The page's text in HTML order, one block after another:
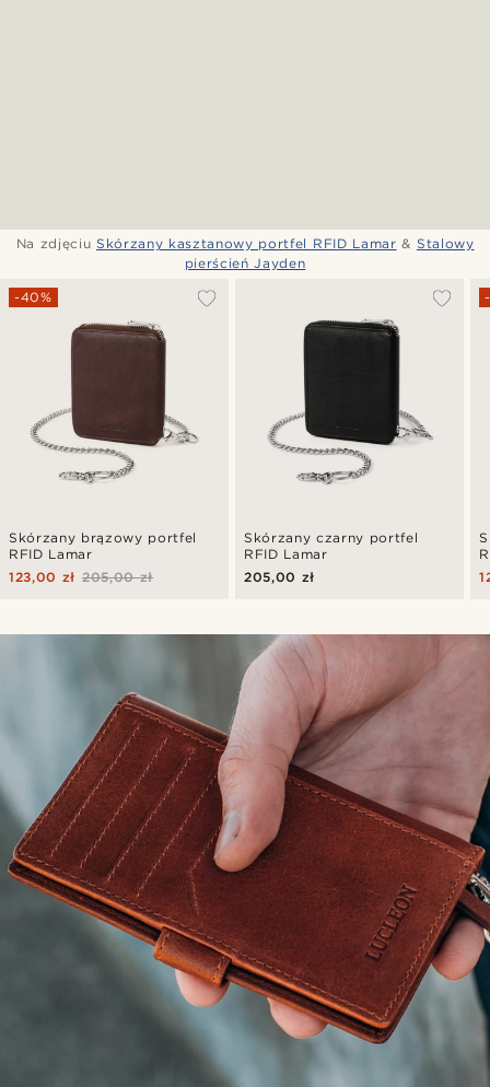
Na zdjęciu Skórzany kasztanowy portfel RFID Lamar & Stalowy
pierścień Jayden
Skórzany brązowy portfel
RFID Lamar
-40%
205,00 zł
123,00 zł
Skórzany czarny portfel
RFID Lamar
205,00 zł